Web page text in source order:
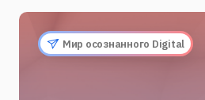
Мир осознанного Digital